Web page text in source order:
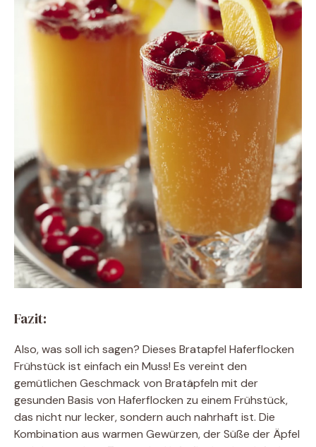
Fazit:
Also, was soll ich sagen? Dieses Bratapfel Haferflocken
Frühstück ist einfach ein Muss! Es vereint den
gemütlichen Geschmack von Bratäpfeln mit der
gesunden Basis von Haferflocken zu einem Frühstück,
das nicht nur lecker, sondern auch nahrhaft ist. Die
Kombination aus warmen Gewürzen, der Süße der Äpfel